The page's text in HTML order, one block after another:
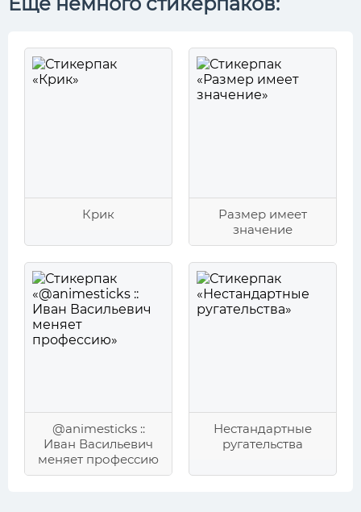
Крик
Размер имеет
значение
@animesticks ::
Иван Васильевич
меняет профессию
Нестандартные
ругательства